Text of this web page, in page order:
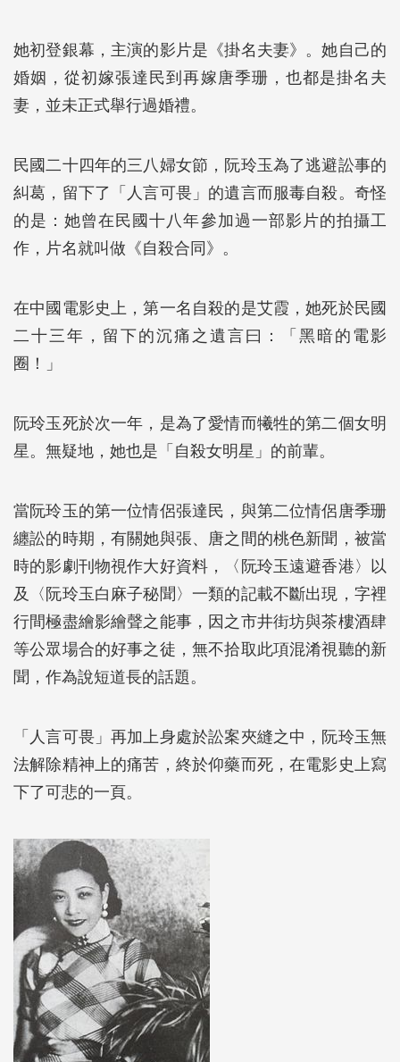
她初登銀幕，主演的影片是《掛名夫妻》。她自己的
婚姻，從初嫁張達民到再嫁唐季珊，也都是掛名夫
妻，並未正式舉行過婚禮。
民國二十四年的三八婦女節，阮玲玉為了逃避訟事的
糾葛，留下了「人言可畏」的遺言而服毒自殺。奇怪
的是：她曾在民國十八年參加過一部影片的拍攝工
作，片名就叫做《自殺合同》。
在中國電影史上，第一名自殺的是艾霞，她死於民國
二十三年，留下的沉痛之遺言曰：「黑暗的電影
圈！」
阮玲玉死於次一年，是為了愛情而犧牲的第二個女明
星。無疑地，她也是「自殺女明星」的前輩。
當阮玲玉的第一位情侶張達民，與第二位情侶唐季珊
纏訟的時期，有關她與張、唐之間的桃色新聞，被當
時的影劇刊物視作大好資料，〈阮玲玉遠避香港〉以
及〈阮玲玉白麻子秘聞〉一類的記載不斷出現，字裡
行間極盡繪影繪聲之能事，因之市井街坊與茶樓酒肆
等公眾場合的好事之徒，無不拾取此項混淆視聽的新
聞，作為說短道長的話題。
「人言可畏」再加上身處於訟案夾縫之中，阮玲玉無
法解除精神上的痛苦，終於仰藥而死，在電影史上寫
下了可悲的一頁。